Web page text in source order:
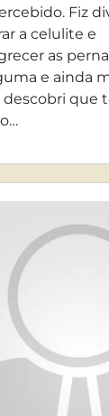
Fiz
a celulite e
as
e ainda
que